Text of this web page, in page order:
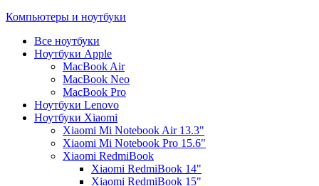
Компьютеры и ноутбуки
Все ноутбуки
Ноутбуки Apple
MacBook Air
MacBook Neo
MacBook Pro
Ноутбуки Lenovo
Ноутбуки Xiaomi
Xiaomi Mi Notebook Air 13.3"
Xiaomi Mi Notebook Pro 15.6"
Xiaomi RedmiBook
Xiaomi RedmiBook 14"
Xiaomi RedmiBook 15"